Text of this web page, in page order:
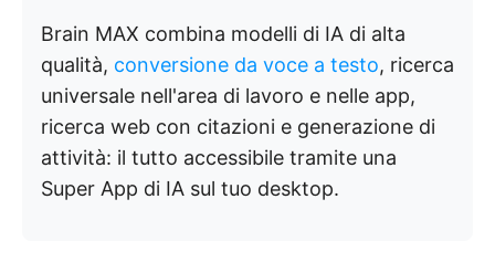
Brain MAX combina modelli di IA di alta
qualità, conversione da voce a testo, ricerca
universale nell'area di lavoro e nelle app,
ricerca web con citazioni e generazione di
attività: il tutto accessibile tramite una
Super App di IA sul tuo desktop.